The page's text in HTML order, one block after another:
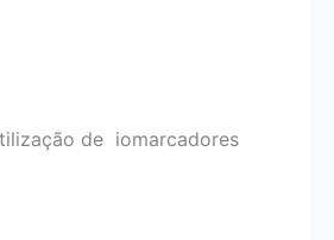
de iomarcadores